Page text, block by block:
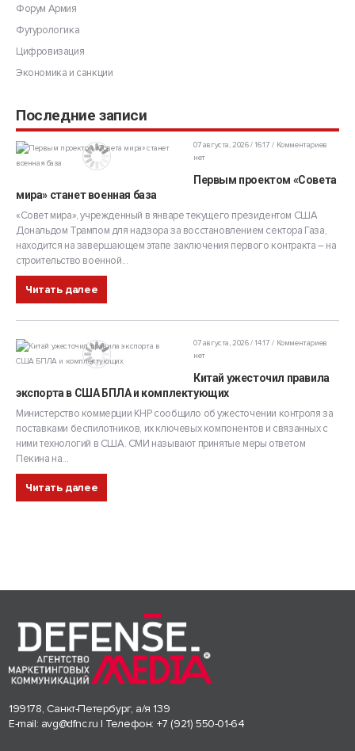
Форум Армия
Футурологика
Цифровизация
Экономика и санкции
Последние записи
07 августа, 2026 / 16:17
Комментариев
нет
Первым проектом «Совета
мира» станет военная база
«Совет мира», учрежденный в январе текущего президентом США
Дональдом Трампом для надзора за восстановлением сектора Газа,
находится на завершающем этапе заключения первого контракта – на
строительство военной...
Читать далее
07 августа, 2026 / 14:17
Комментариев
нет
Китай ужесточил правила
экспорта в США БПЛА и комплектующих
Министерство коммерции КНР сообщило об ужесточении контроля за
поставками беспилотников, их ключевых компонентов и связанных с
ними технологий в США. СМИ называют принятые меры ответом
Пекина на...
Читать далее
199178, Санкт-Петербург, а/я 139
E-mail: avg@dfnc.ru | Телефон: +7 (921) 550-01-64